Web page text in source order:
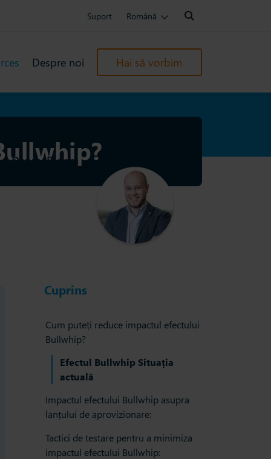
Suport Română
Search:
Despre noi Hai să vorbim
Danny Bloem
Cuprins
Cum puteți reduce impactul efectului
Bullwhip?
Efectul Bullwhip Situația
actuală
Impactul efectului Bullwhip asupra
lanțului de aprovizionare:
Tactici de testare pentru a minimiza
impactul efectului Bullwhip: